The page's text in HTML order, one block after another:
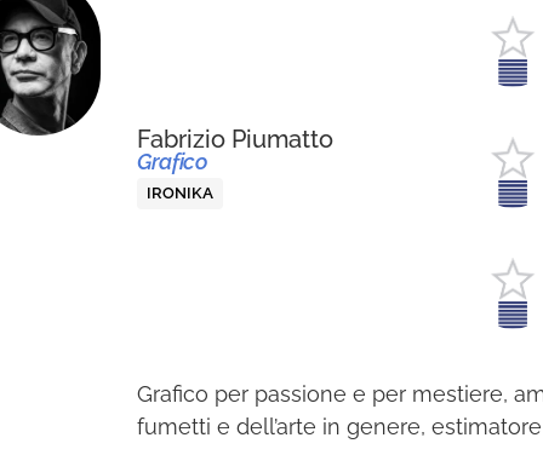
Fabrizio Piumatto
Grafico
IRONIKA
Grafico per passione e per mestiere,
fumetti e dell’arte in genere,